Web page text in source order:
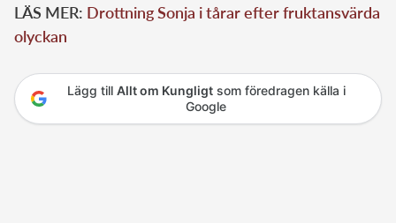
LÄS MER: Drottning Sonja i tårar efter fruktansvärda
olyckan
Lägg till Allt om Kungligtsom föredragen källa i
Google